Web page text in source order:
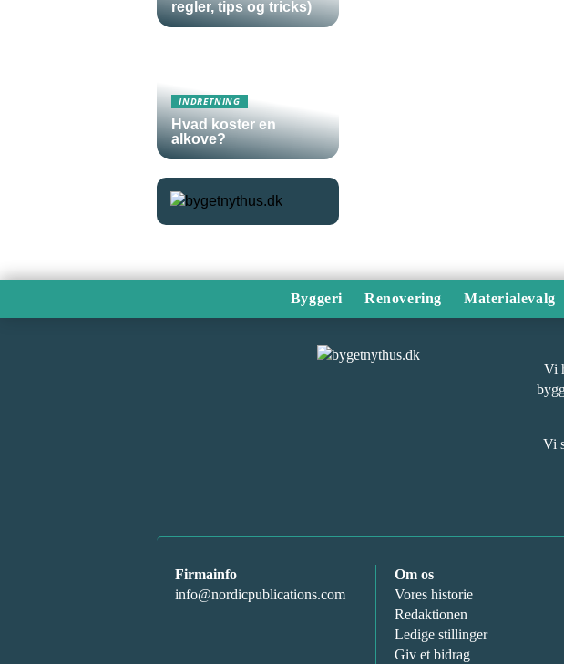
regler, tips og tricks)
INDRETNING
Hvad koster en
alkove?
Byggeri Renovering Materialevalg
Vi
Vi
Firmainfo
info@nordicpublications.com
Om os
Vores historie
Redaktionen
Ledige stillinger
Giv et bidrag